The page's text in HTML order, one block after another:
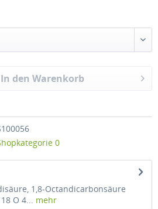
In den Warenkorb
0
1,8-Octandicarbonsäure
O 4... mehr